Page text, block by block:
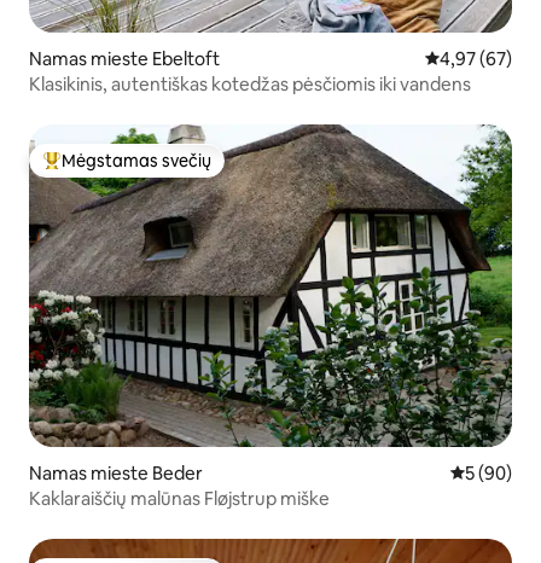
Namas mieste Ebeltoft Vidutinis
4,97 (67)
Klasikinis, autentiškas kotedžas pėsčiomis iki vandens
Svečių mėgstamiausias
Mėgstamas svečių
Namas mieste Beder Vidutinis
5 (90)
Kaklaraiščių malūnas Fløjstrup miške